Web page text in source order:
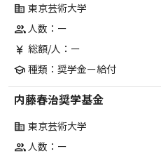
corporate_fare 東京芸術大学
group人数：ー
currency_yen 総額/人：ー
school 種類：奨学金ー給付
内藤春治奨学基金
corporate_fare 東京芸術大学
group人数：ー